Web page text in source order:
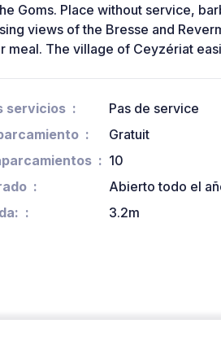
Goms. Place without service,
views of the Bresse and
meal. The village of Ceyzériat
servicios
Pas de service
Gratuit
10
Abierto todo el
3.2m